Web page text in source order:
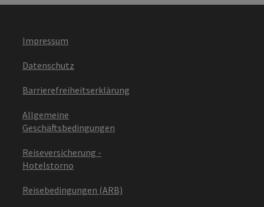
Impressum
Datenschutz
Barrierefreiheitserklärung
Allgemeine
Geschäftsbedingungen
Reiseversicherung -
Hotelstorno
Reisebedingungen (ARB)